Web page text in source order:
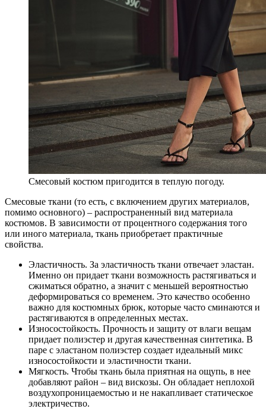
Смесовый костюм пригодится в теплую погоду.
Смесовые ткани (то есть, с включением других материалов,
помимо основного) – распространенный вид материала
костюмов. В зависимости от процентного содержания того
или иного материала, ткань приобретает практичные
свойства.
Эластичность. За эластичность ткани отвечает эластан.
Именно он придает ткани возможность растягиваться и
сжиматься обратно, а значит с меньшей вероятностью
деформироваться со временем. Это качество особенно
важно для костюмных брюк, которые часто сминаются и
растягиваются в определенных местах.
Износостойкость. Прочность и защиту от влаги вещам
придает полиэстер и другая качественная синтетика. В
паре с эластаном полиэстер создает идеальный микс
износостойкости и эластичности ткани.
Мягкость. Чтобы ткань была приятная на ощупь, в нее
добавляют район – вид вискозы. Он обладает неплохой
воздухопроницаемостью и не накапливает статическое
электричество.